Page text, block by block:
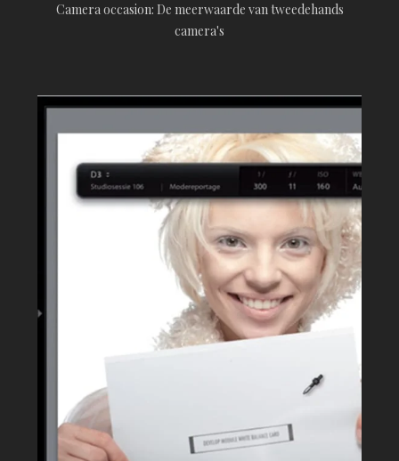
Camera occasion: De meerwaarde van tweedehands
camera's